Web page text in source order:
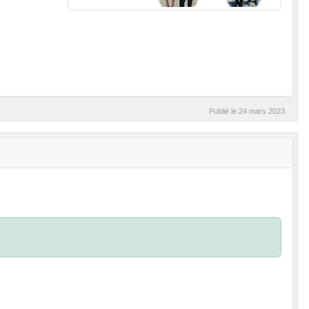
Publié le 24 mars 2023